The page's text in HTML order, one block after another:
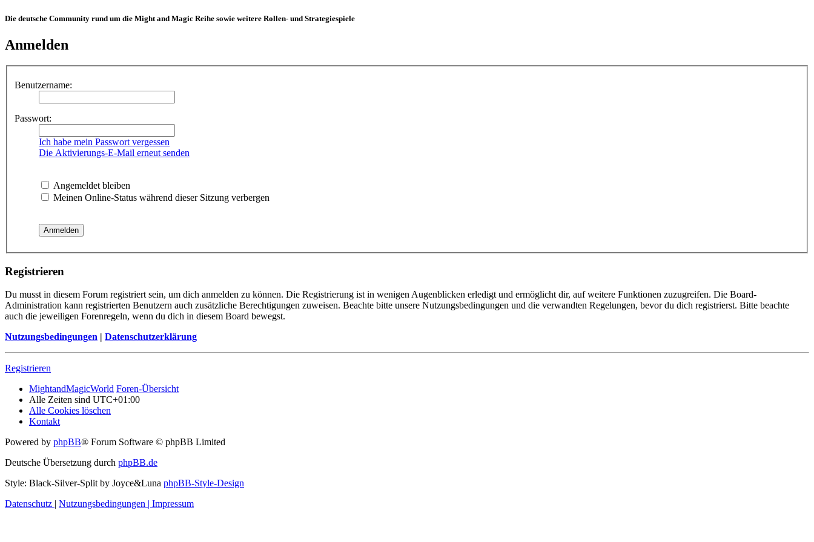
Die deutsche Community rund um die Might and Magic Reihe sowie weitere Rollen- und Strategiespiele
Anmelden
Benutzername:
Passwort:
Ich habe mein Passwort vergessen
Die Aktivierungs-E-Mail erneut senden
Angemeldet bleiben
Meinen Online-Status während dieser Sitzung verbergen
Registrieren
Du musst in diesem Forum registriert sein, um dich anmelden zu können. Die Registrierung ist in wenigen Augenblicken erledigt und ermöglicht dir, auf weitere Funktionen zuzugreifen. Die Board-
Administration kann registrierten Benutzern auch zusätzliche Berechtigungen zuweisen. Beachte bitte unsere Nutzungsbedingungen und die verwandten Regelungen, bevor du dich registrierst. Bitte beachte
auch die jeweiligen Forenregeln, wenn du dich in diesem Board bewegst.
Nutzungsbedingungen | Datenschutzerklärung
Registrieren
MightandMagicWorld Foren-Übersicht
Alle Zeiten sind UTC+01:00
Alle Cookies löschen
Kontakt
Powered by phpBB® Forum Software © phpBB Limited
Deutsche Übersetzung durch phpBB.de
Style: Black-Silver-Split by Joyce&Luna phpBB-Style-Design
Datenschutz | Nutzungsbedingungen | Impressum